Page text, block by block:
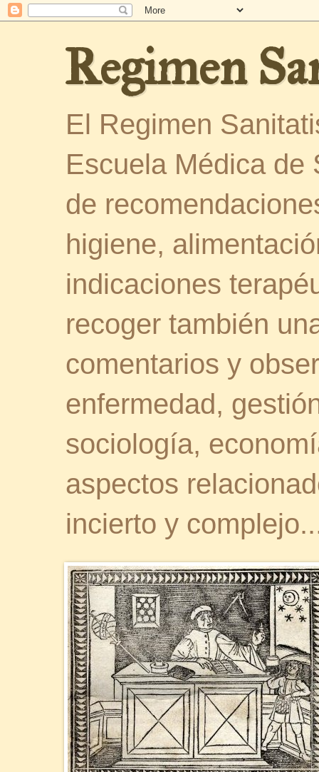
Regimen
El Regimen
Escuela Médica de
de
higiene,
indicaciones
recoger también
comentarios y
enfermedad,
sociología,
aspectos
incierto y